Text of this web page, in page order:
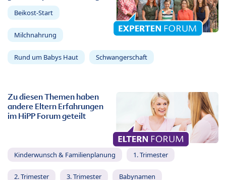
Beikost-Start
Milchnahrung
Rund um Babys Haut Schwangerschaft
Zu diesen Themen haben
andere Eltern Erfahrungen
im HiPP Forum geteilt
Kinderwunsch & Familienplanung 1. Trimester
2. Trimester 3. Trimester Babynamen